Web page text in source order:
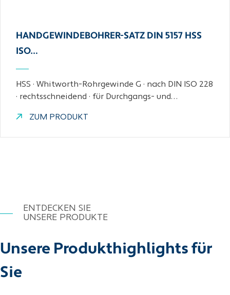
HANDGEWINDEBOHRER-SATZ DIN 5157 HSS
ISO…
HSS · Whitworth-Rohrgewinde G · nach DIN ISO 228
· rechtsschneidend · für Durchgangs- und…
ZUM PRODUKT
ENTDECKEN SIE
UNSERE PRODUKTE
Unsere Produkthighlights für
Sie